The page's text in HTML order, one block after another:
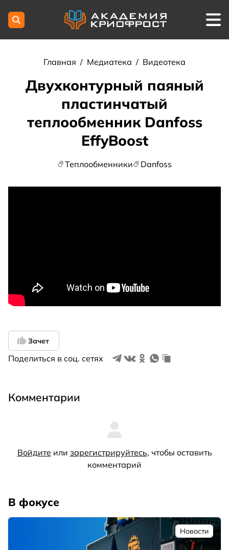
Главная / Медиатека / Видеотека
Двухконтурный паяный
пластинчатый
теплообменник Danfoss
EffyBoost
Теплообменники Danfoss
Зачет
Поделиться в соц. сетях
Комментарии
Войдите или зарегистрируйтесь, чтобы оставить
комментарий
В фокусе
Новости